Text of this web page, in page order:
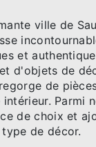
ville de
et
d'objets de
de
Parmi
de choix et
de décor.